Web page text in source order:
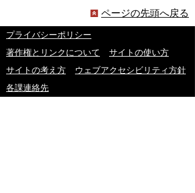
ページの先頭へ戻る
プライバシーポリシー
著作権とリンクについて
サイトの使い方
サイトの考え方
ウェブアクセシビリティ方針
各課連絡先